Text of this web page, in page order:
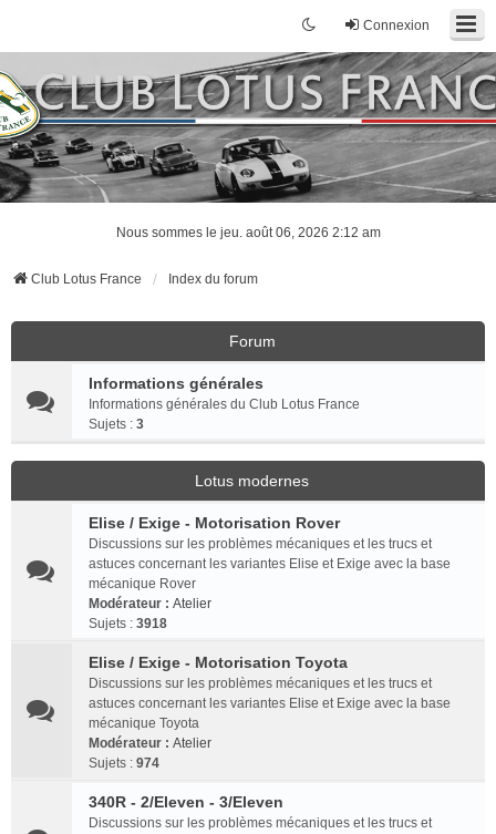
Connexion
Nous sommes le jeu. août 06, 2026 2:12 am
Club Lotus France Index du forum
Forum
Informations générales
Informations générales du Club Lotus France
Sujets : 3
Lotus modernes
Elise / Exige - Motorisation Rover
Discussions sur les problèmes mécaniques et les trucs et
astuces concernant les variantes Elise et Exige avec la base
mécanique Rover
Modérateur : Atelier
Sujets : 3918
Elise / Exige - Motorisation Toyota
Discussions sur les problèmes mécaniques et les trucs et
astuces concernant les variantes Elise et Exige avec la base
mécanique Toyota
Modérateur : Atelier
Sujets : 974
340R - 2/Eleven - 3/Eleven
Discussions sur les problèmes mécaniques et les trucs et